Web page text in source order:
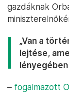
gazdáknak
„Van a
lejtése,
– fogalmazott